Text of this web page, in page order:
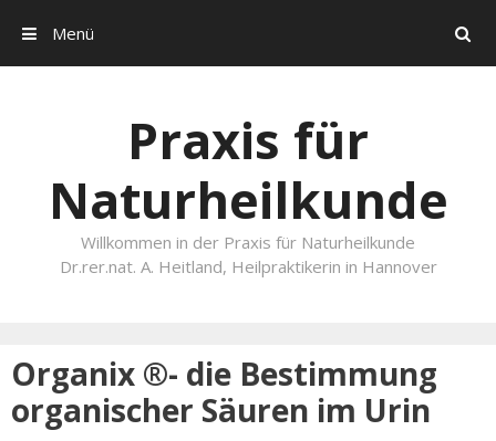
Search
Menü
Praxis für
Naturheilkunde
Willkommen in der Praxis für Naturheilkunde
Dr.rer.nat. A. Heitland, Heilpraktikerin in Hannover
Organix ®- die Bestimmung
organischer Säuren im Urin